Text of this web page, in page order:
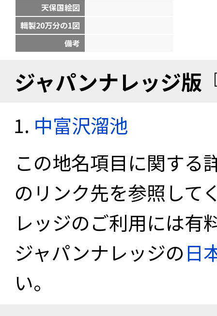
天保国絵図
輯製20万分の1図
備考
ジャパンナレッジ版
中富沢溜池
この地名項目に関する
のリンク先を参照して
レッジのご利用には有
ジャパンナレッジの日
い。